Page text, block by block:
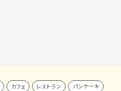
カフェ レストラン パンケーキ